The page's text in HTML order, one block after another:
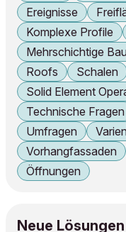
Ereignisse
Komplexe Profile
Mehrschichtige
Roofs
Schalen
Solid Element
Technische Fragen
Umfragen
Vorhangfassaden
Öffnungen
Neue Lösungen